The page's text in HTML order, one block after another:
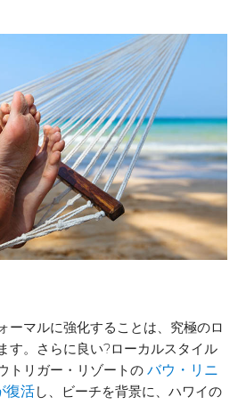
ーマルに強化することは、究極のロ
す。さらに良い?ローカルスタイル
トリガー・リゾートの バウ・リニ
復活し、ビーチを背景に、ハワイの